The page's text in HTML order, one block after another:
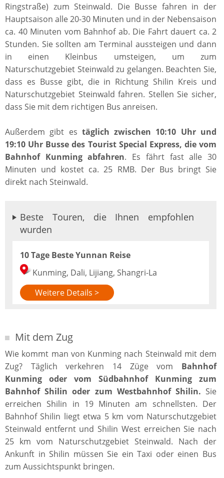
Ringstraße) zum Steinwald. Die Busse fahren in der
Hauptsaison alle 20-30 Minuten und in der Nebensaison
ca. 40 Minuten vom Bahnhof ab. Die Fahrt dauert ca. 2
Stunden. Sie sollten am Terminal aussteigen und dann
in einen Kleinbus umsteigen, um zum
Naturschutzgebiet Steinwald zu gelangen. Beachten Sie,
dass es Busse gibt, die in Richtung Shilin Kreis und
Naturschutzgebiet Steinwald fahren. Stellen Sie sicher,
dass Sie mit dem richtigen Bus anreisen.
Außerdem gibt es täglich zwischen 10:10 Uhr und
19:10 Uhr Busse des Tourist Special Express, die vom
Bahnhof Kunming abfahren. Es fährt fast alle 30
Minuten und kostet ca. 25 RMB. Der Bus bringt Sie
direkt nach Steinwald.
Beste Touren, die Ihnen empfohlen
wurden
10 Tage Beste Yunnan Reise
Kunming, Dali, Lijiang, Shangri-La
Weitere Details >
Mit dem Zug
Wie kommt man von Kunming nach Steinwald mit dem
Zug? Täglich verkehren 14 Züge vom Bahnhof
Kunming oder vom Südbahnhof Kunming zum
Bahnhof Shilin oder zum Westbahnhof Shilin. Sie
erreichen Shilin in 19 Minuten am schnellsten. Der
Bahnhof Shilin liegt etwa 5 km vom Naturschutzgebiet
Steinwald entfernt und Shilin West erreichen Sie nach
25 km vom Naturschutzgebiet Steinwald. Nach der
Ankunft in Shilin müssen Sie ein Taxi oder einen Bus
zum Aussichtspunkt bringen.